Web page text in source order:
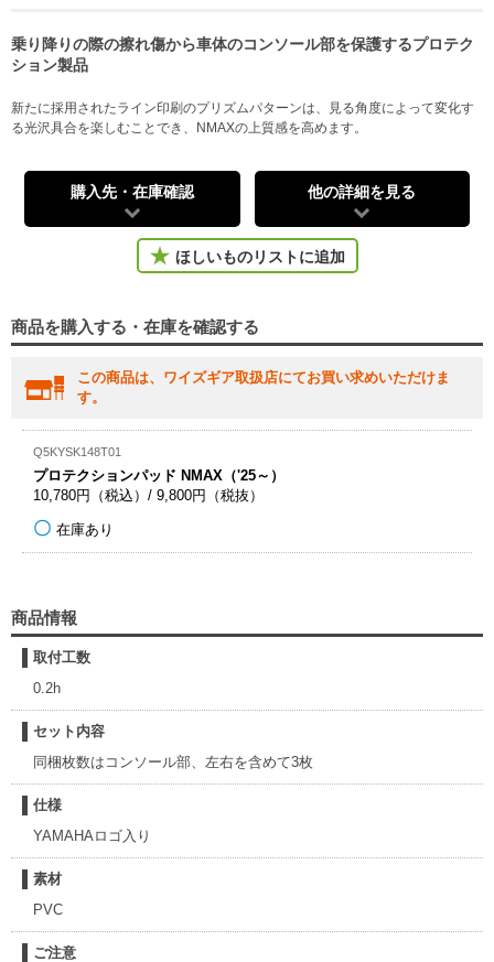
乗り降りの際の擦れ傷から車体のコンソール部を保護するプロテク
ション製品
新たに採用されたライン印刷のプリズムパターンは、見る角度によって変化す
る光沢具合を楽しむことでき、NMAXの上質感を高めます。
購入先・在庫確認 他の詳細を見る
ほしいものリストに追加
商品を購入する・在庫を確認する
この商品は、ワイズギア取扱店にてお買い求めいただけま
す。
Q5KYSK148T01
プロテクションパッド NMAX（'25～）
10,780円（税込）/ 9,800円（税抜）
在庫あり
商品情報
取付工数
0.2h
セット内容
同梱枚数はコンソール部、左右を含めて3枚
仕様
YAMAHAロゴ入り
素材
PVC
ご注意